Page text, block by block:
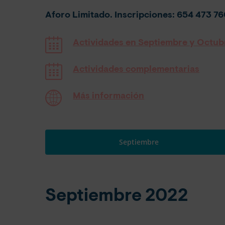
Aforo Limitado. Inscripciones: 654 473
Actividades en Septiembre y
Actividades complementarias
Más información
Septiembre
Septiembre 2022